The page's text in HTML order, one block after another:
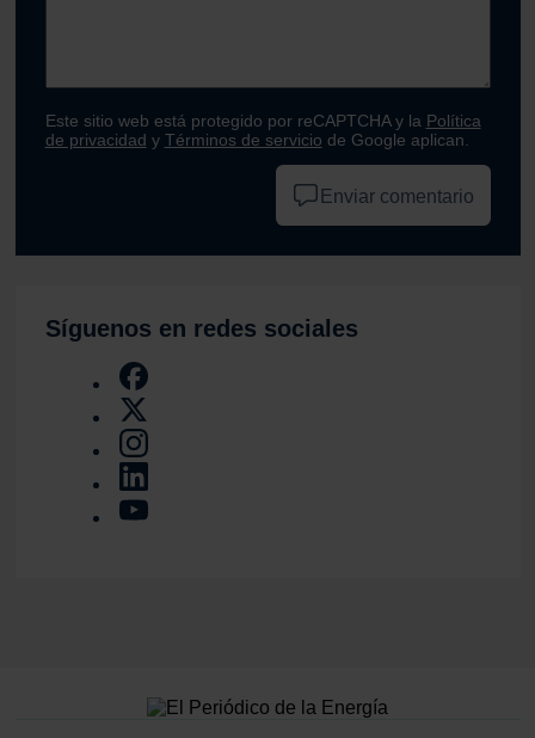
Este sitio web está protegido por reCAPTCHA y la Política
de privacidad y Términos de servicio de Google aplican.
Enviar comentario
Síguenos en redes sociales